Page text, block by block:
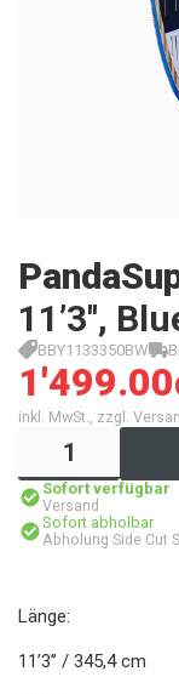
11’3'',
BBY1133350BW
1'499.00
inkl. MwSt., zzgl.
Sofort verfügbar
Versand
Sofort abholbar
Abholung Side Cut
Länge:
11’3’’ / 345,4 cm